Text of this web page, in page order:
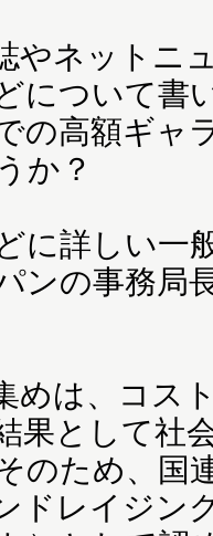
やネットニ
について書
の高額ギャ
か？
に詳しい一
ンの事務局
めは、コス
果として社
のため、国
ドレイジン